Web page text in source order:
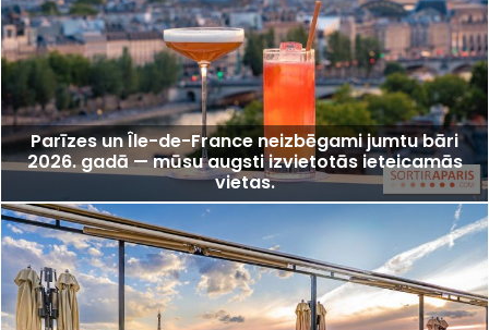
Parīzes un Île-de-France neizbēgami jumtu bāri
2026. gadā — mūsu augsti izvietotās ieteicamās
vietas.